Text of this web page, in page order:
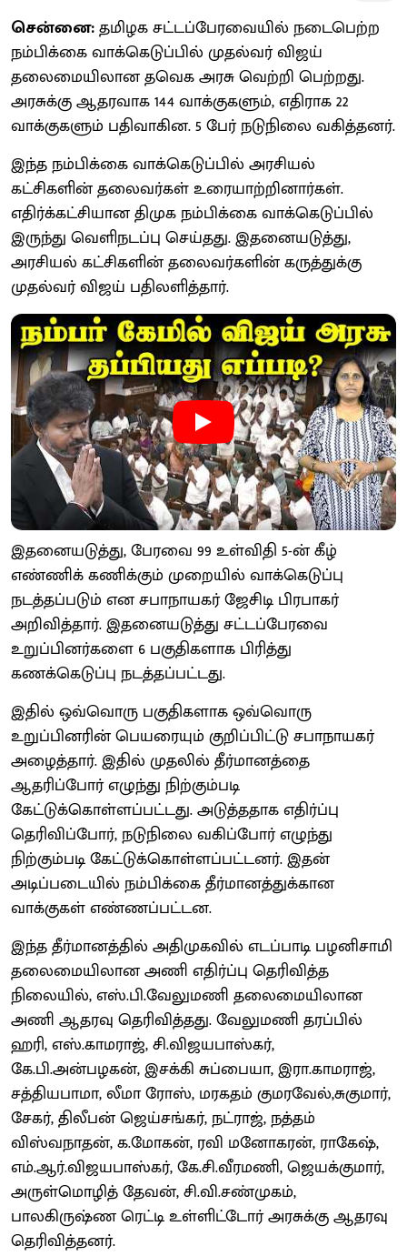
சென்னை:தமிழக சட்டப்பேரவையில் நடைபெற்ற
நம்பிக்கை வாக்கெடுப்பில் முதல்வர் விஜய்​
தலைமையிலான தவெக அரசு வெற்றி பெற்றது.
அரசுக்கு ஆதரவாக 144 வாக்குகளும், எதிராக 22
வாக்குகளும் பதிவாகின. 5 பேர் நடுநிலை வகித்தனர்.
இந்த நம்பிக்கை வாக்கெடுப்பில் அரசியல்
கட்சிகளின் தலைவர்கள் உரையாற்றினார்கள்.
எதிர்க்கட்சியான திமுக நம்பிக்கை வாக்கெடுப்பில்
இருந்து வெளிநடப்பு செய்தது. இதனையடுத்து,
அரசியல் கட்சிகளின் தலைவர்களின் கருத்துக்கு
முதல்வர் விஜய் பதிலளித்தார்.
இதனையடுத்து, பேரவை 99 உள்விதி 5-ன் கீழ்
எண்ணிக் கணிக்கும் முறையில் வாக்கெடுப்பு
நடத்தப்படும் என சபாநாயகர் ஜேசிடி பிரபாகர்
அறிவித்தார். இதனையடுத்து சட்டப்பேரவை
உறுப்பினர்களை 6 பகுதிகளாக பிரித்து
கணக்கெடுப்பு நடத்தப்பட்டது.
இதில் ஒவ்வொரு பகுதிகளாக ஒவ்வொரு
உறுப்பினரின் பெயரையும் குறிப்பிட்டு சபாநாயகர்
அழைத்தார். இதில் முதலில் தீர்மானத்தை
ஆதரிப்போர் எழுந்து நிற்கும்படி
கேட்டுக்கொள்ளப்பட்டது. அடுத்ததாக எதிர்ப்பு
தெரிவிப்போர், நடுநிலை வகிப்போர் எழுந்து
நிற்கும்படி கேட்டுக்கொள்ளப்பட்டனர். இதன்
அடிப்படையில் நம்பிக்கை தீர்மானத்துக்கான
வாக்குகள் எண்ணப்பட்டன.
இந்த தீர்மானத்தில் அதிமுகவில் எடப்பாடி பழனிசாமி
தலைமையிலான அணி எதிர்ப்பு தெரிவித்த
நிலையில், எஸ்.பி.வேலுமணி தலைமையிலான
அணி ஆதரவு தெரிவித்தது. வேலுமணி தரப்பில்
ஹரி, எஸ்.காமராஜ், சி.விஜயபாஸ்கர்,
கே.பி.அன்பழகன், இசக்கி சுப்பையா, இரா.காமராஜ்,
சத்தியபாமா, லீமா ரோஸ், மரகதம் குமரவேல்,சுகுமார்,
சேகர், திலீபன் ஜெய்சங்கர், நட்ராஜ், நத்தம்
விஸ்வநாதன், க.மோகன், ரவி மனோகரன், ராகேஷ்,
எம்.ஆர்.விஜயபாஸ்கர், கே.சி.வீரமணி, ஜெயக்குமார்,
அருள்மொழித் தேவன், சி.வி.சண்முகம்,
பாலகிருஷ்ண ரெட்டி உள்ளிட்டோர் அரசுக்கு ஆதரவு
தெரிவித்தனர்.